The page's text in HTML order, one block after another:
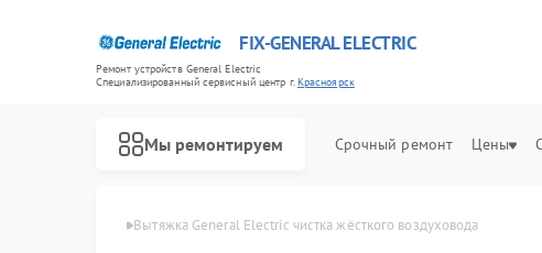
FIX-GENERAL ELECTRIC
Ремонт устройств General Electric
Специализированный cервисный центр г.Красноярск
Мы ремонтируем Срочный ремонт Цены
в Красноярске Вытяжка General Electric чистка жёсткого воздуховода